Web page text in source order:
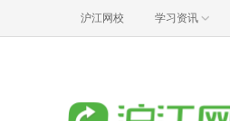
沪江网校 学习资讯